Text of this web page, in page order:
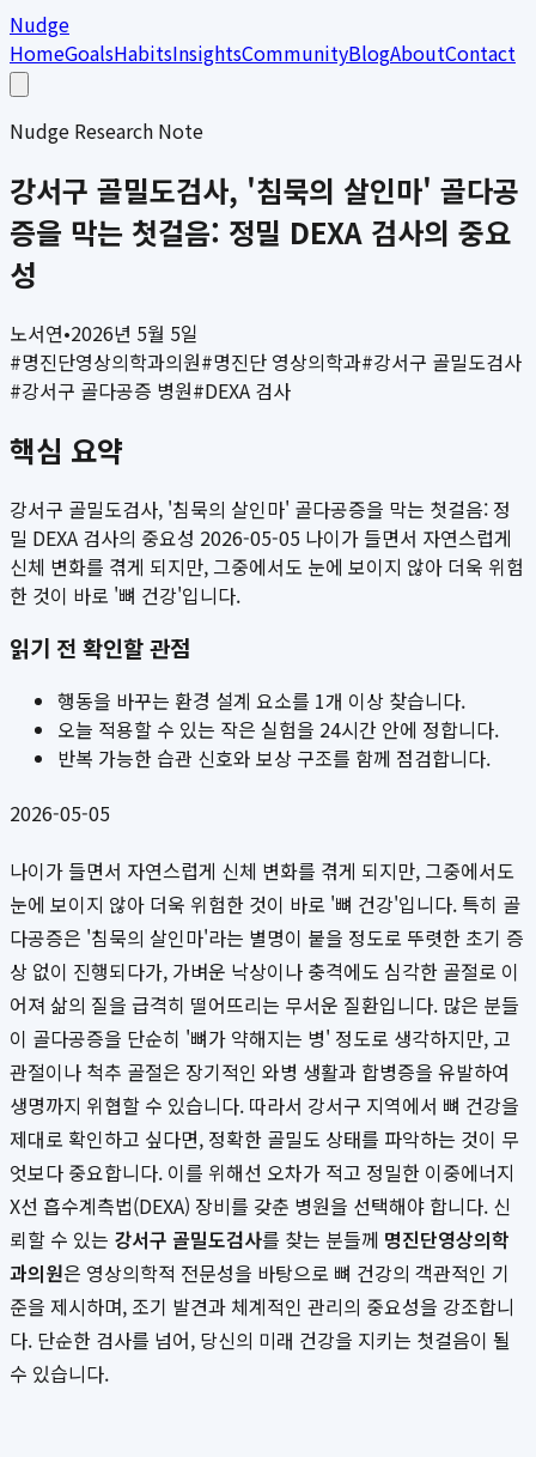
Nudge
HomeGoalsHabitsInsightsCommunityBlogAboutContact
Nudge Research Note
강서구 골밀도검사, '침묵의 살인마' 골다공
증을 막는 첫걸음: 정밀 DEXA 검사의 중요
성
노서연•2026년 5월 5일
#명진단영상의학과의원#명진단 영상의학과#강서구 골밀도검사
#강서구 골다공증 병원#DEXA 검사
핵심 요약
강서구 골밀도검사, '침묵의 살인마' 골다공증을 막는 첫걸음: 정
밀 DEXA 검사의 중요성 2026-05-05 나이가 들면서 자연스럽게
신체 변화를 겪게 되지만, 그중에서도 눈에 보이지 않아 더욱 위험
한 것이 바로 '뼈 건강'입니다.
읽기 전 확인할 관점
행동을 바꾸는 환경 설계 요소를 1개 이상 찾습니다.
오늘 적용할 수 있는 작은 실험을 24시간 안에 정합니다.
반복 가능한 습관 신호와 보상 구조를 함께 점검합니다.
2026-05-05
나이가 들면서 자연스럽게 신체 변화를 겪게 되지만, 그중에서도
눈에 보이지 않아 더욱 위험한 것이 바로 '뼈 건강'입니다. 특히 골
다공증은 '침묵의 살인마'라는 별명이 붙을 정도로 뚜렷한 초기 증
상 없이 진행되다가, 가벼운 낙상이나 충격에도 심각한 골절로 이
어져 삶의 질을 급격히 떨어뜨리는 무서운 질환입니다. 많은 분들
이 골다공증을 단순히 '뼈가 약해지는 병' 정도로 생각하지만, 고
관절이나 척추 골절은 장기적인 와병 생활과 합병증을 유발하여
생명까지 위협할 수 있습니다. 따라서 강서구 지역에서 뼈 건강을
제대로 확인하고 싶다면, 정확한 골밀도 상태를 파악하는 것이 무
엇보다 중요합니다. 이를 위해선 오차가 적고 정밀한 이중에너지
X선 흡수계측법(DEXA) 장비를 갖춘 병원을 선택해야 합니다. 신
뢰할 수 있는 강서구 골밀도검사를 찾는 분들께 명진단영상의학
과의원은 영상의학적 전문성을 바탕으로 뼈 건강의 객관적인 기
준을 제시하며, 조기 발견과 체계적인 관리의 중요성을 강조합니
다. 단순한 검사를 넘어, 당신의 미래 건강을 지키는 첫걸음이 될
수 있습니다.